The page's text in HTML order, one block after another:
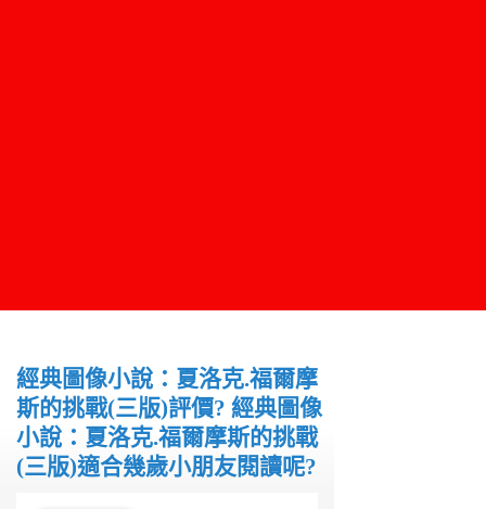
經典圖像小說：夏洛克.福爾摩
斯的挑戰(三版)評價? 經典圖像
小說：夏洛克.福爾摩斯的挑戰
(三版)適合幾歲小朋友閱讀呢?